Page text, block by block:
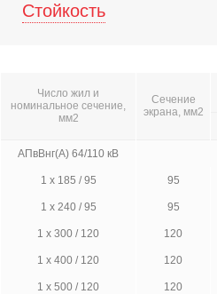
Стойкость
Число жил и
номинальное сечение,
мм2
Сечение
экрана, мм2
АПвВнг(А) 64/110 кВ
1 х 185 / 95 95
1 х 240 / 95 95
1 х 300 / 120 120
1 х 400 / 120 120
1 х 500 / 120 120